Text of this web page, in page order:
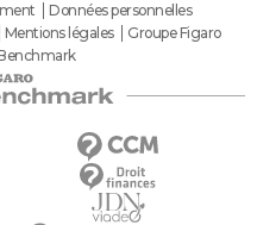
Données personnelles
Mentions légales
Groupe Figaro